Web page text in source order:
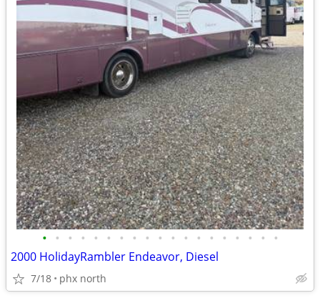
• • • • • • • • • • • • • • • • • • •
2000 HolidayRambler Endeavor, Diesel
7/18 phx north